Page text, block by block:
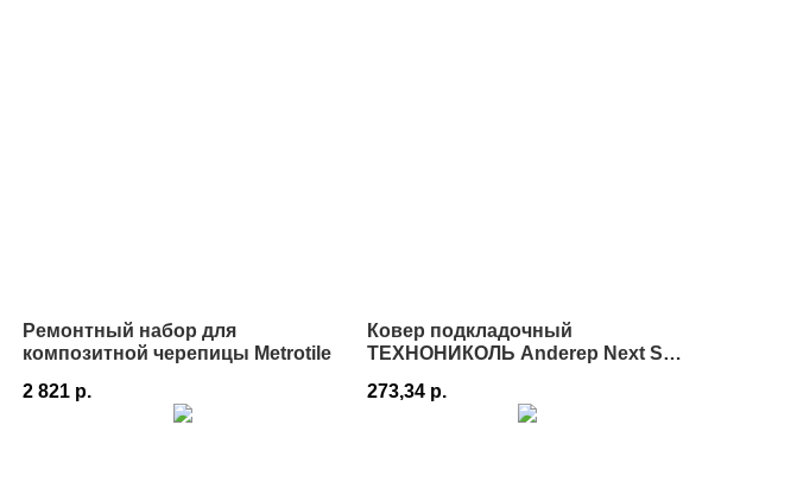
Ремонтный набор для
композитной черепицы Metrotile
2 821 р.
Ковер подкладочный
ТЕХНОНИКОЛЬ Anderep Next Self
273,34 р.